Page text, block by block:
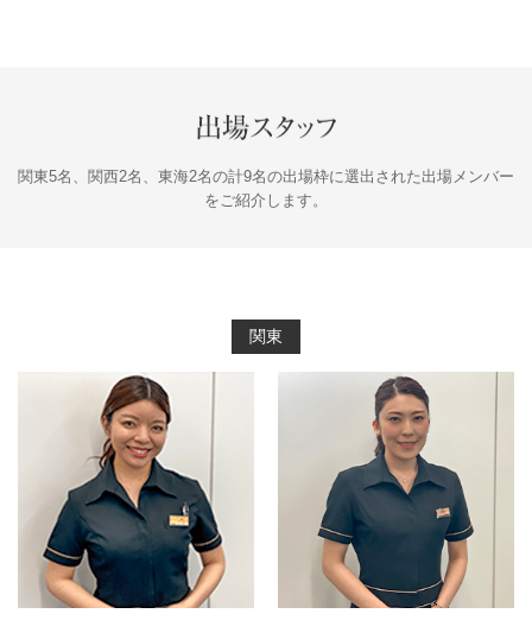
関東5名、関西2名、東海2名の計9名の出場枠に選出された出場メンバー
をご紹介します。
関東